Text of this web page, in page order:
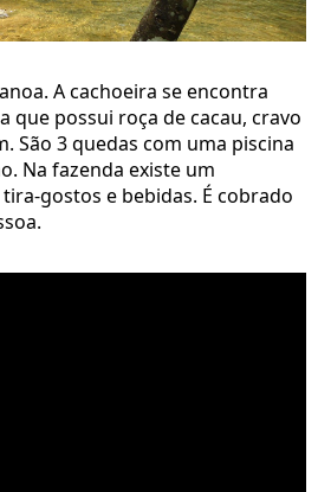
A cachoeira se encontra
que possui roça de cacau, cravo
São 3 quedas com uma piscina
Na fazenda existe um
gostos e bebidas. É cobrado